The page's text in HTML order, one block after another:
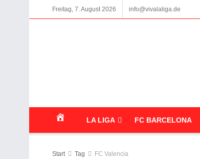
Freitag, 7. August 2026 info@vivalaliga.de
LA LIGA FC BARCELONA
Start Tag FC Valencia